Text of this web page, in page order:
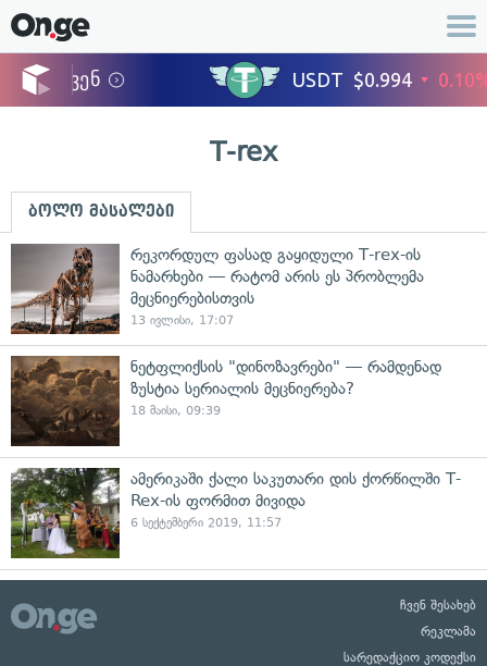
T-rex
ბოლო მასალები
რეკორდულ ფასად გაყიდული T-rex-ის
ნამარხები — რატომ არის ეს პრობლემა
მეცნიერებისთვის
13 ივლისი, 17:07
ნეტფლიქსის "დინოზავრები" — რამდენად
ზუსტია სერიალის მეცნიერება?
18 მაისი, 09:39
ამერიკაში ქალი საკუთარი დის ქორწილში T-
Rex-ის ფორმით მივიდა
6 სექტემბერი 2019, 11:57
ჩვენ შესახებ
რეკლამა
სარედაქციო კოდექსი